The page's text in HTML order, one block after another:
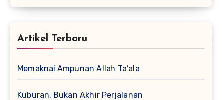
Artikel Terbaru
Memaknai Ampunan Allah Ta’ala
Kuburan, Bukan Akhir Perjalanan